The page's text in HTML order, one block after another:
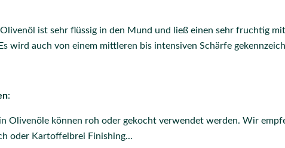
ist sehr flüssig in den Mund und ließ einen sehr fruchtig
wird auch von einem mittleren bis intensiven Schärfe
:
Olivenöle können roh oder gekocht verwendet werden. Wir
oder Kartoffelbrei Finishing...